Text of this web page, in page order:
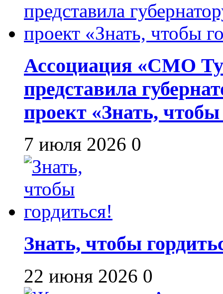
Ассоциация «СМО
представила
проект «Знать,
7 июля 2026 0
Знать, чтобы
22 июня 2026 0